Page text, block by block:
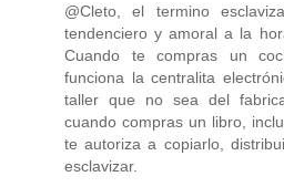
@Cleto, el termino
tendenciero y amoral a la
Cuando te compras un
funciona la centralita
taller que no sea del
cuando compras un libro,
te autoriza a copiarlo,
esclavizar.